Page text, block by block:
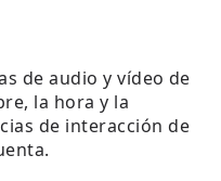
de audio y vídeo de
la hora y la
de interacción de